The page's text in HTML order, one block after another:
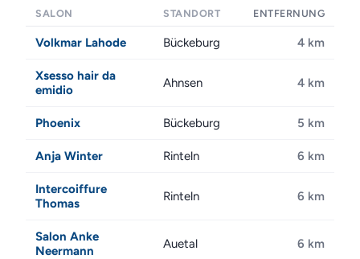
SALON STANDORT ENTFERNUNG
Volkmar Lahode Bückeburg 4 km
Xsesso hair da
emidio
Ahnsen 4 km
Phoenix Bückeburg 5 km
Anja Winter Rinteln 6 km
Intercoiffure
Thomas
Rinteln 6 km
Salon Anke
Neermann
Auetal 6 km